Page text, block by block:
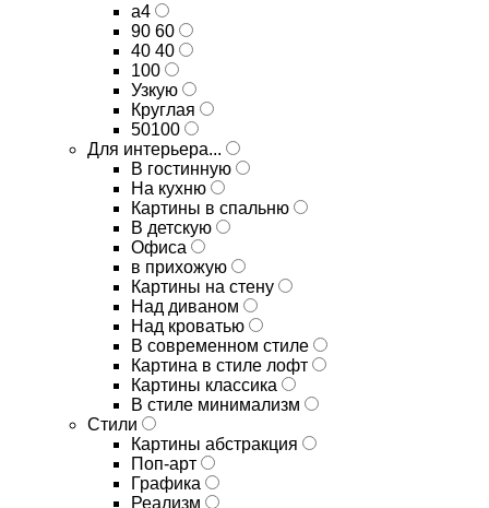
а4
90 60
40 40
100
Узкую
Круглая
50100
Для интерьера...
В гостинную
На кухню
Картины в спальню
В детскую
Офиса
в прихожую
Картины на стену
Над диваном
Над кроватью
В современном стиле
Картина в стиле лофт
Картины классика
В стиле минимализм
Стили
Картины абстракция
Поп-арт
Графика
Реализм